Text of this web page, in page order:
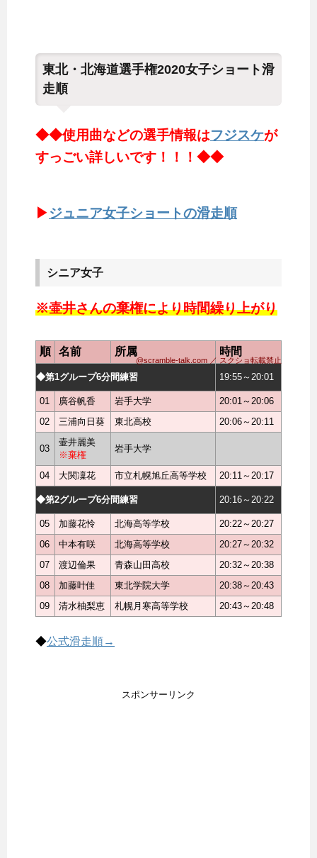
東北・北海道選手権2020女子ショート滑
走順
◆◆使用曲などの選手情報はフジスケが
すっごい詳しいです！！！◆◆
▶ジュニア女子ショートの滑走順
シニア女子
※壷井さんの棄権により時間繰り上がり
@scramble-talk.com ／ スクショ転載禁止
順 名前 所属 時間
◆第1グループ6分間練習 19:55～20:01
01 廣谷帆香 岩手大学
20:01～20:06
02
三浦向日葵 東北高校 20:06～20:11
03
壷井麗美
※棄権
岩手大学
04 大関凜花 市立札幌旭丘高等学校 20:11～20:17
◆第2グループ6分間練習 20:16～20:22
05 加藤花怜 北海高等学校
20:22～20:27
06
中本有咲 北海高等学校
20:27～20:32
07
渡辺倫果 青森山田高校
20:32～20:38
08
加藤叶佳 東北学院大学
20:38～20:43
09
清水柚梨恵 札幌月寒高等学校 20:43～20:48
◆公式滑走順→
スポンサーリンク